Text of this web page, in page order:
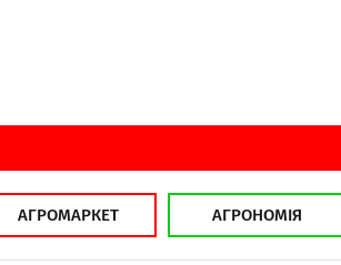
АГРОМАРКЕТ АГРОНОМІЯ